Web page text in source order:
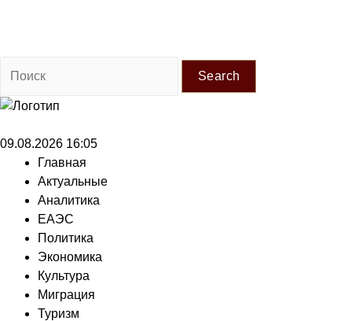
Search
09.08.2026 16:05
Главная
Актуальные
Аналитика
ЕАЭС
Политика
Экономика
Культура
Миграция
Туризм